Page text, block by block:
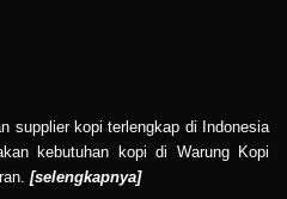
supplier kopi terlengkap di Indonesia
kebutuhan kopi di Warung Kopi
[selengkapnya]